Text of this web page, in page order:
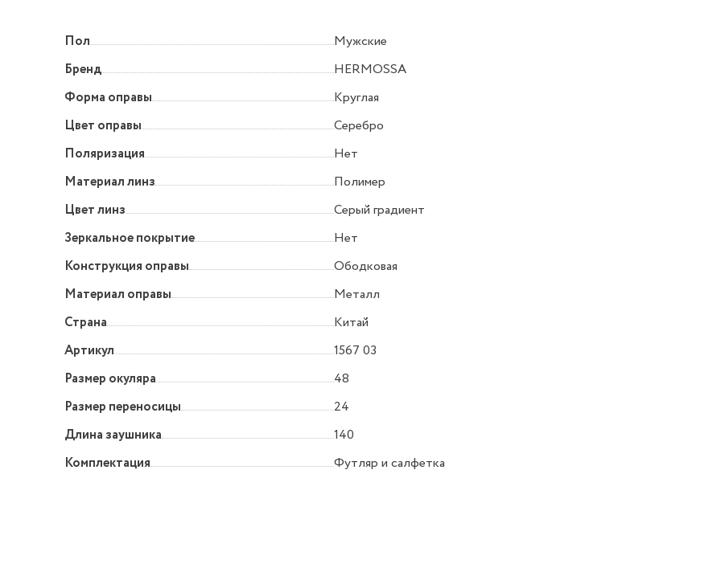
Пол
Мужские
Бренд
HERMOSSA
Форма оправы
Круглая
Цвет оправы
Серебро
Поляризация
Нет
Материал линз
Полимер
Цвет линз
Серый градиент
Зеркальное покрытие
Нет
Конструкция оправы
Ободковая
Материал оправы
Металл
Страна
Китай
Артикул
1567 03
Размер окуляра
48
Размер переносицы
24
Длина заушника
140
Комплектация
Футляр и салфетка